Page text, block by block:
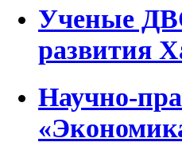
Ученые
развития
Научно-